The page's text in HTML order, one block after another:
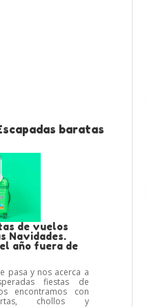
baratas
de vuelos
Navidades.
año fuera de
pasa y nos acerca a
fiestas de
encontramos con
chollos y